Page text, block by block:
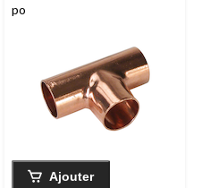
po
Ajouter